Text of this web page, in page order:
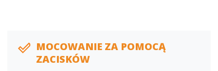
MOCOWANIE ZA POMOCĄ
ZACISKÓW